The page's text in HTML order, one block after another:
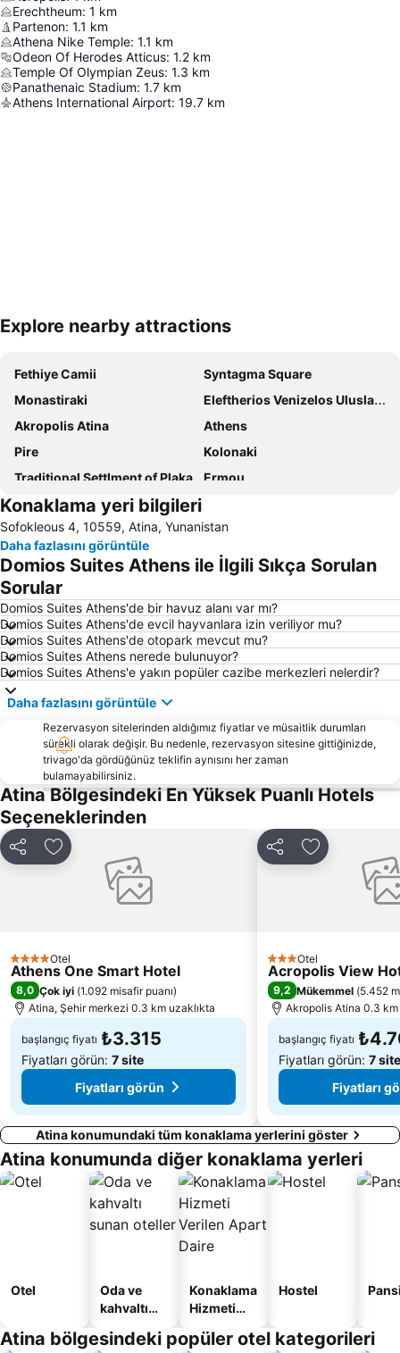
Erechtheum: 1 km
Partenon: 1.1 km
Athena Nike Temple: 1.1 km
Odeon Of Herodes Atticus: 1.2 km
Temple Of Olympian Zeus: 1.3 km
Panathenaic Stadium: 1.7 km
Athens International Airport: 19.7 km
Haritayı genişlet
Explore nearby attractions
Fethiye Camii
Syntagma Square
Monastiraki
Eleftherios Venizelos Uluslararası Havaalanı
Akropolis Atina
Athens
Pire
Kolonaki
Traditional Settlment of Plaka
Ermou
Koukaki
Psirri
Vouliagmeni Beach
Regency Casino Mont Parnes
Athens Metro
Nea Makri
OAKA Olimpik Merkez Atina Spiros Louis
Omonia
Megaron Atina Kongre Merkezi
Christmas at Syntagma Square
Marina Glyfadas
Nea Peramos
Marina Zea Pasalimani
Kallithea
Astir
City sightseeing of Athens
Art-Athina
Square of Kolonaki
Nea Smyrni
Rafina Port
Island of Dreams
Neo Iraklio Attikis
Atina Tren İstasyonu
Metropolitan EXPO
Plateia Karitsi
Cyprus Gift & Souvenir Expo
Balkan Wars 1912-1913
Salamina
Ulusal Arkeoloji Müzesi Atina
Parthenon
Megalos Peripatos sti Dionysiou Areopagitou
Konaklama yeri bilgileri
Sofokleous 4, 10559, Atina, Yunanistan
Daha fazlasını görüntüle
Domios Suites Athens ile İlgili Sıkça Sorulan
Sorular
Domios Suites Athens'de bir havuz alanı var mı?
Domios Suites Athens'de evcil hayvanlara izin veriliyor mu?
Domios Suites Athens'de otopark mevcut mu?
Domios Suites Athens nerede bulunuyor?
Domios Suites Athens'e yakın popüler cazibe merkezleri nelerdir?
Daha fazlasını görüntüle
Rezervasyon sitelerinden aldığımız fiyatlar ve müsaitlik durumları
sürekli olarak değişir. Bu nedenle, rezervasyon sitesine gittiğinizde,
trivago'da gördüğünüz teklifin aynısını her zaman
bulamayabilirsiniz.
Atina Bölgesindeki En Yüksek Puanlı Hotels
Seçeneklerinden
Paylaş Favorilerime ekle
4 YıldızOtel
Athens One Smart Hotel
8,0 Çok iyi (1.092 misafir puanı)
Atina, Şehir merkezi 0.3 km uzaklıkta
başlangıç fiyatı ₺3.315
Fiyatları görün: 7 site
Fiyatları görün
Paylaş Favorilerime
3 Yıldız
Otel
Acropolis View
9,2 Mükemmel (5.452
Akropolis Atina 0.3
başlangıç fiyatı
Fiyatları görün: 7 site
Fiyatları
Atina konumundaki tüm konaklama yerlerini göster
Atina konumunda diğer konaklama yerleri
Otel
Oda ve
kahvaltı
oteller
Konaklama
Hizmeti
Apart
Hostel
Atina bölgesindeki popüler otel kategorileri